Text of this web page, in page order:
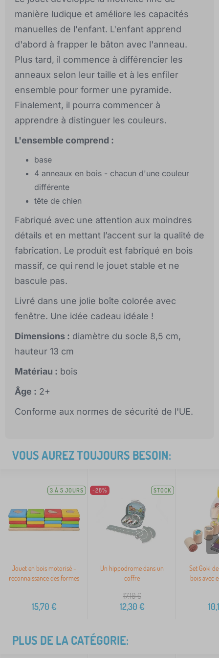
manière ludique et améliore les capacités
manuelles de l'enfant. L'enfant apprend
d'abord à frapper le bâton avec l'anneau.
Plus tard, il commence à différencier les
anneaux selon leur taille et à les enfiler
ensemble pour former une pyramide.
Finalement, il pourra commencer à
apprendre à distinguer les couleurs.
L'ensemble comprend :
base
4 anneaux en bois - chacun d'une couleur
différente
tête de chien
Fabriqué avec une attention aux moindres
détails et en mettant l’accent sur la qualité de
fabrication. Le produit est fabriqué en bois
massif, ce qui rend le jouet stable et ne
bascule pas.
Livré dans une jolie boîte colorée avec
fenêtre. Une idée cadeau idéale !
Dimensions : diamètre du socle 8,5 cm,
hauteur 13 cm
Matériau : bois
Âge : 2+
Conforme aux normes de sécurité de l'UE.
VOUS AUREZ TOUJOURS BESOIN:
3 À 5 JOURS
Jouet en bois motorisé -
reconnaissance des formes
15,70 €
-28% STOCK
Un hippodrome dans un
coffre
17,10€
12,30 €
Set Goki
bois avec
>
PLUS DE LA CATÉGORIE: